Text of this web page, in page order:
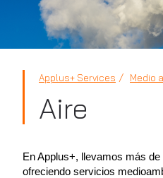
Applus+ Services Medio
Aire
En Applus+, llevamos más de
ofreciendo servicios